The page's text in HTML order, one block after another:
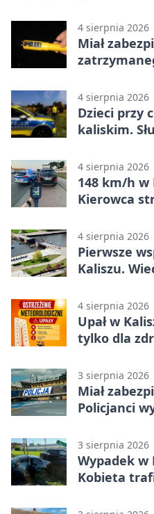
4 sierpnia 2026
Miał
4 sierpnia 2026
Dzieci przy
kaliskim.
4 sierpnia 2026
148 km/h w
Kierowca
4 sierpnia 2026
Pierwsze
Kaliszu.
4 sierpnia 2026
Upał w
tylko dla
3 sierpnia 2026
Miał
Policjanci
3 sierpnia 2026
Wypadek w
Kobieta